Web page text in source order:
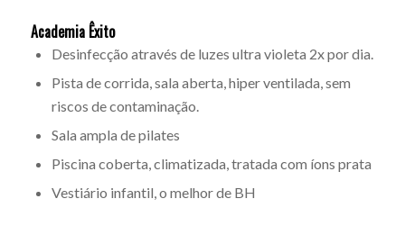
Academia Êxito
Desinfecção através de luzes ultra violeta 2x por dia.
Pista de corrida, sala aberta, hiper ventilada, sem
riscos de contaminação.
Sala ampla de pilates
Piscina coberta, climatizada, tratada com íons prata
Vestiário infantil, o melhor de BH